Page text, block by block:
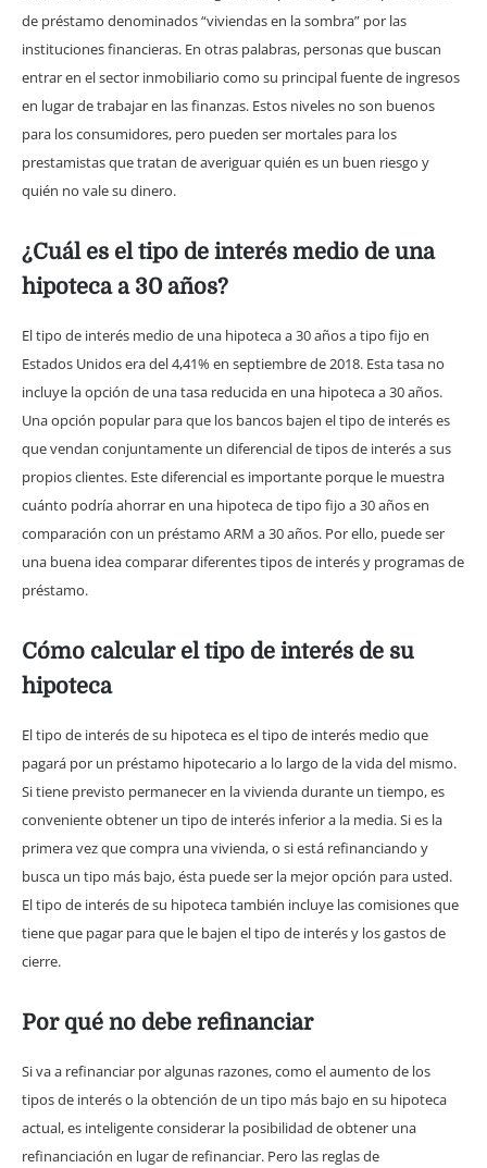
de préstamo denominados “viviendas en la sombra” por las
instituciones financieras. En otras palabras, personas que buscan
entrar en el sector inmobiliario como su principal fuente de ingresos
en lugar de trabajar en las finanzas. Estos niveles no son buenos
para los consumidores, pero pueden ser mortales para los
prestamistas que tratan de averiguar quién es un buen riesgo y
quién no vale su dinero.
¿Cuál es el tipo de interés medio de una
hipoteca a 30 años?
El tipo de interés medio de una hipoteca a 30 años a tipo fijo en
Estados Unidos era del 4,41% en septiembre de 2018. Esta tasa no
incluye la opción de una tasa reducida en una hipoteca a 30 años.
Una opción popular para que los bancos bajen el tipo de interés es
que vendan conjuntamente un diferencial de tipos de interés a sus
propios clientes. Este diferencial es importante porque le muestra
cuánto podría ahorrar en una hipoteca de tipo fijo a 30 años en
comparación con un préstamo ARM a 30 años. Por ello, puede ser
una buena idea comparar diferentes tipos de interés y programas de
préstamo.
Cómo calcular el tipo de interés de su
hipoteca
El tipo de interés de su hipoteca es el tipo de interés medio que
pagará por un préstamo hipotecario a lo largo de la vida del mismo.
Si tiene previsto permanecer en la vivienda durante un tiempo, es
conveniente obtener un tipo de interés inferior a la media. Si es la
primera vez que compra una vivienda, o si está refinanciando y
busca un tipo más bajo, ésta puede ser la mejor opción para usted.
El tipo de interés de su hipoteca también incluye las comisiones que
tiene que pagar para que le bajen el tipo de interés y los gastos de
cierre.
Por qué no debe refinanciar
Si va a refinanciar por algunas razones, como el aumento de los
tipos de interés o la obtención de un tipo más bajo en su hipoteca
actual, es inteligente considerar la posibilidad de obtener una
refinanciación en lugar de refinanciar. Pero las reglas de